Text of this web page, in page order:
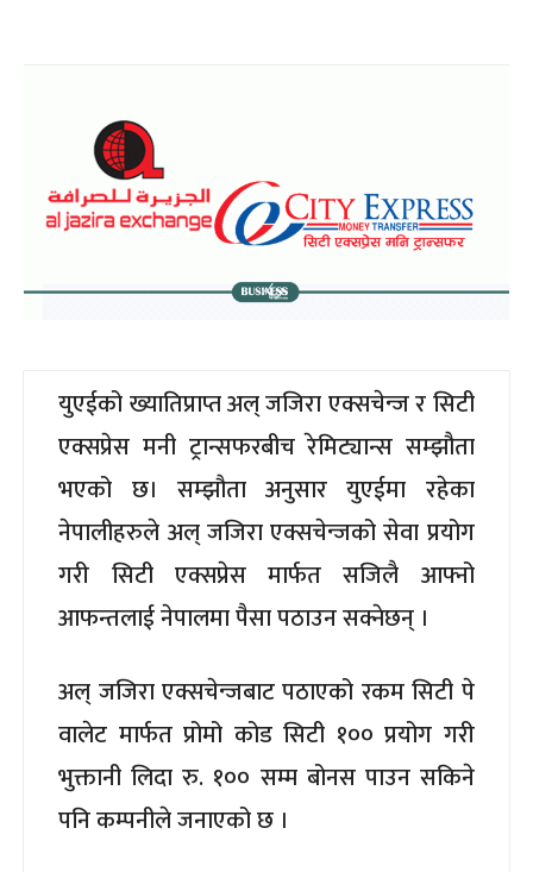
युएईको ख्यातिप्राप्त अल् जजिरा एक्सचेन्ज र सिटी
एक्सप्रेस मनी ट्रान्सफरबीच रेमिट्यान्स सम्झौता
भएको छ। सम्झौता अनुसार युएईमा रहेका
नेपालीहरुले अल् जजिरा एक्सचेन्जको सेवा प्रयोग
गरी सिटी एक्सप्रेस मार्फत सजिलै आफ्नो
आफन्तलाई नेपालमा पैसा पठाउन सक्नेछन् ।
अल् जजिरा एक्सचेन्जबाट पठाएको रकम सिटी पे
वालेट मार्फत प्रोमो कोड सिटी १०० प्रयोग गरी
भुक्तानी लिदा रु. १०० सम्म बोनस पाउन सकिने
पनि कम्पनीले जनाएको छ ।